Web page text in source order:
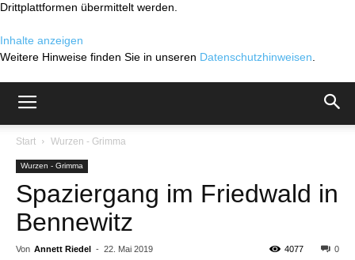
Drittplattformen übermittelt werden.
Inhalte anzeigen
Weitere Hinweise finden Sie in unseren Datenschutzhinweisen
Start Wurzen - Grimma
Wurzen - Grimma
Spaziergang im Friedwald in
Bennewitz
Von Annett Riedel - 22. Mai 2019 0
4077